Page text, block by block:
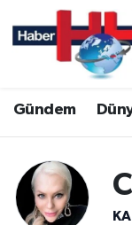
Gündem
Hava
Trafik
Süper Lig
Tüm